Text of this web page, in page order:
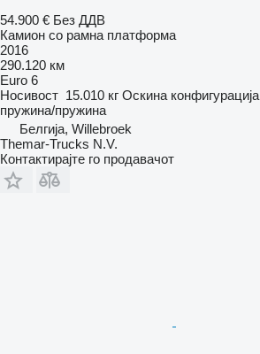
54.900 € Без ДДВ
Камион со рамна платформа
2016
290.120 км
Euro 6
Носивост 15.010 кг Оскина конфигурација
пружина/пружина
Белгија, Willebroek
Themar-Trucks N.V.
Контактирајте го продавачот